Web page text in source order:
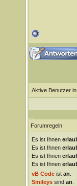
Aktive Benutzer
Forumregeln
Es ist Ihnen
Es ist Ihnen
Es ist Ihnen
Es ist Ihnen
vB Codeist an
Smileyssind an